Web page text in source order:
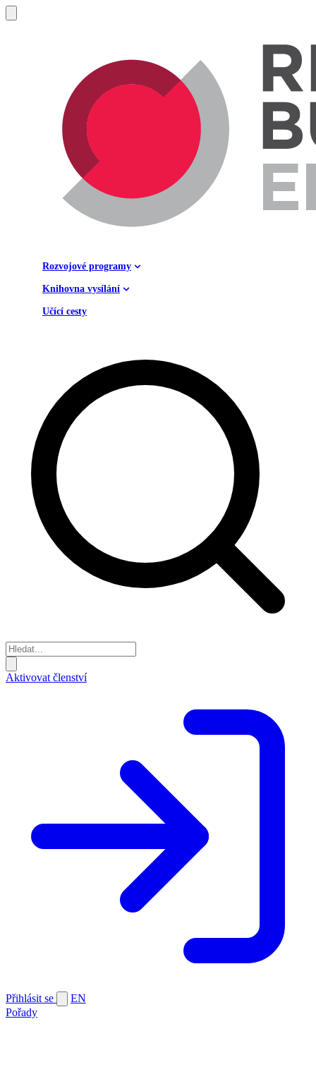
Rozvojové programy
Knihovna vysílání
Učící cesty
Aktivovat členství
Přihlásit se
EN
Pořady